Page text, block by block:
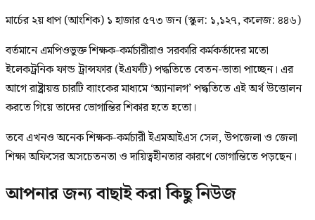
মার্চের ২য় ধাপ (আংশিক) ১ হাজার ৫৭৩ জন (স্কুল: ১,১২৭, কলেজ: ৪৪৬)
বর্তমানে এমপিওভুক্ত শিক্ষক-কর্মচারীরাও সরকারি কর্মকর্তাদের মতো
ইলেকট্রনিক ফান্ড ট্রান্সফার (ইএফটি) পদ্ধতিতে বেতন-ভাতা পাচ্ছেন। এর
আগে রাষ্ট্রায়ত্ত চারটি ব্যাংকের মাধ্যমে ‘অ্যানালগ’ পদ্ধতিতে এই অর্থ উত্তোলন
করতে গিয়ে তাদের ভোগান্তির শিকার হতে হতো।
তবে এখনও অনেক শিক্ষক-কর্মচারী ইএমআইএস সেল, উপজেলা ও জেলা
শিক্ষা অফিসের অসচেতনতা ও দায়িত্বহীনতার কারণে ভোগান্তিতে পড়ছেন।
আপনার জন্য বাছাই করা কিছু নিউজ